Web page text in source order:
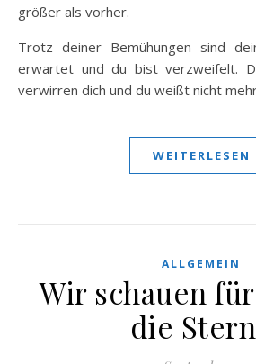
größer als vorher.
Trotz deiner Bemühungen sind
erwartet und du bist verzweifelt.
verwirren dich und du weißt nicht
WEITERLESEN
ALLGEMEIN
Wir schauen
die